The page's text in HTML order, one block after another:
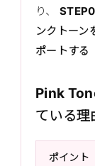
り、
ンクトーン
ポートする
Pink
ている理
ポイント